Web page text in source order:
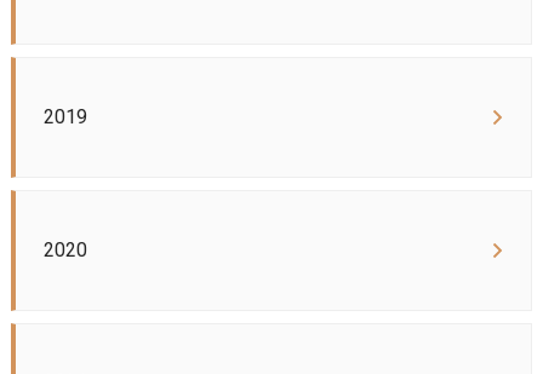
2019
2020